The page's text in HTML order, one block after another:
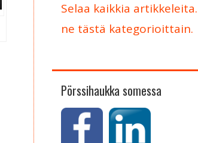
Selaa kaikkia
ne tästä kategorioittain.
Pörssihaukka somessa